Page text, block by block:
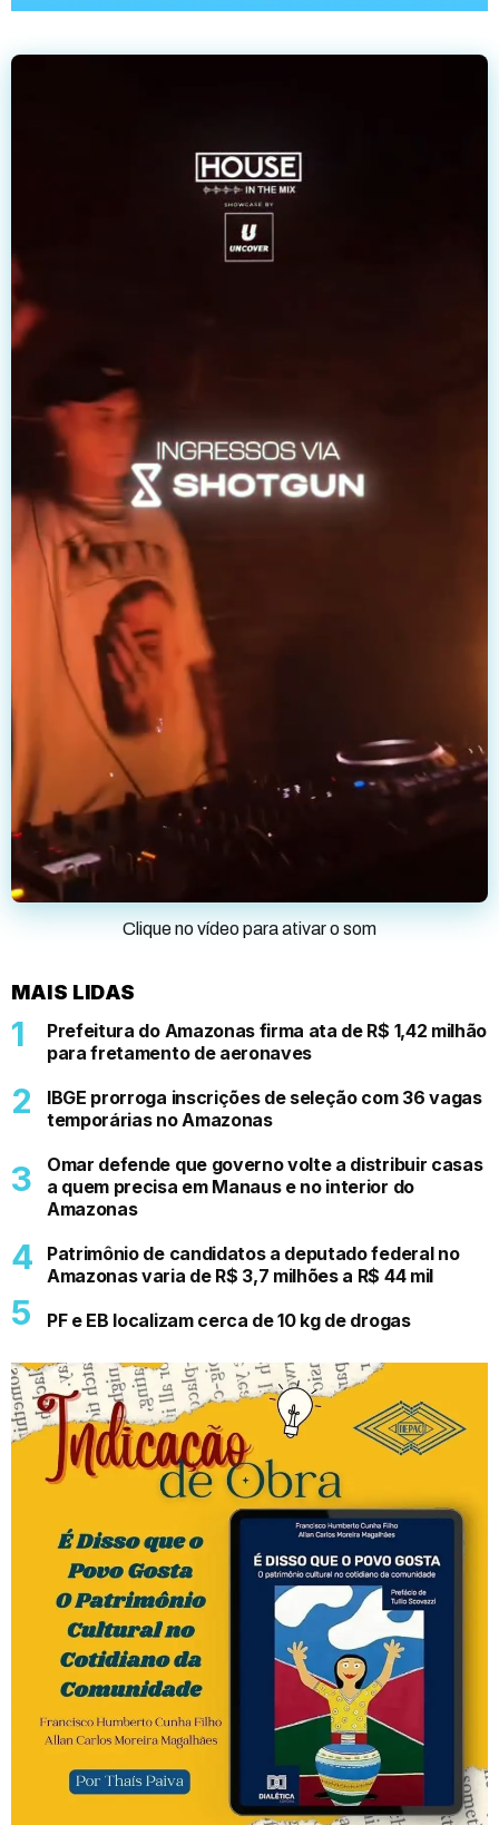
Clique no vídeo para ativar o som
MAIS LIDAS
Prefeitura do Amazonas firma ata de R$ 1,42 milhão
para fretamento de aeronaves
IBGE prorroga inscrições de seleção com 36 vagas
temporárias no Amazonas
Omar defende que governo volte a distribuir casas
a quem precisa em Manaus e no interior do
Amazonas
Patrimônio de candidatos a deputado federal no
Amazonas varia de R$ 3,7 milhões a R$ 44 mil
PF e EB localizam cerca de 10 kg de drogas